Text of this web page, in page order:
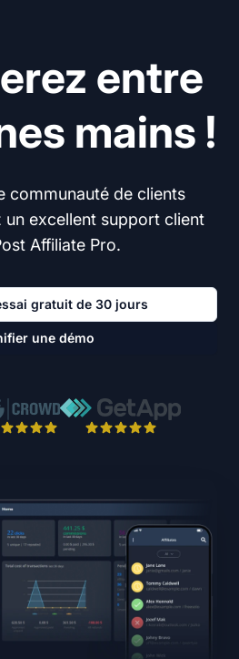
entre
mains !
communauté de clients
excellent support client
Affiliate Pro.
gratuit de 30 jours
une démo